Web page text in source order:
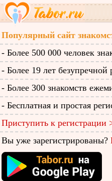
Популярный сайт
- Более 500 000 человек
- Более 19 лет безупречной
- Более 300 знакомств
- Бесплатная и простая
Приступить к регистрации
Вы уже зарегистрированы?